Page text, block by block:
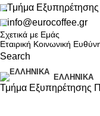
Τμήμα
info@eurocoffee.gr
Σχετικά με Εμάς
Εταιρική Κοινωνική
Search
ΕΛΛΗΝΙΚΆ
Τμήμα Εξυπηρέτησης